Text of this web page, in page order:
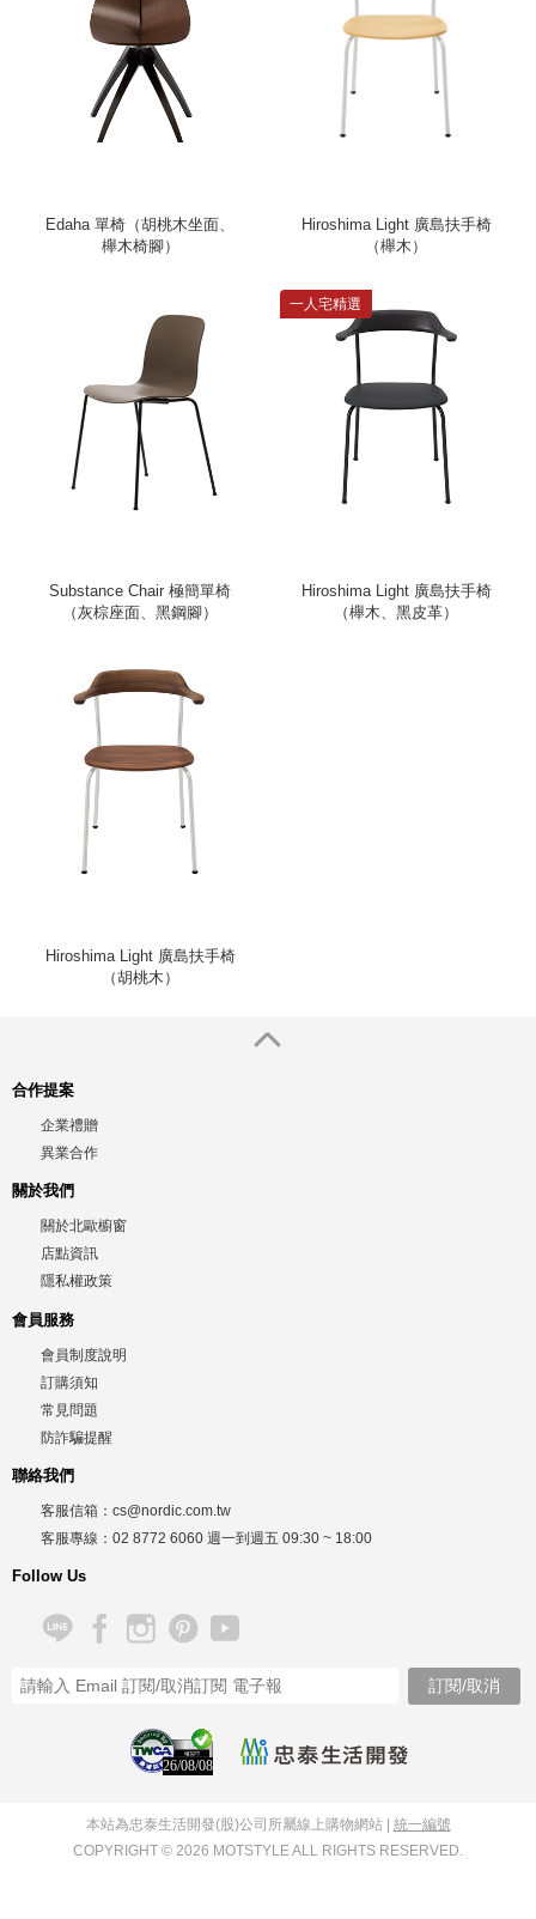
Edaha 單椅（胡桃木坐面、
櫸木椅腳）
Hiroshima Light 廣島扶手椅
（櫸木）
Substance Chair 極簡單椅
（灰棕座面、黑鋼腳）
一人宅精選
Hiroshima Light 廣島扶手椅
（櫸木、黑皮革）
Hiroshima Light 廣島扶手椅
（胡桃木）
合作提案
企業禮贈
異業合作
關於我們
關於北歐櫥窗
店點資訊
隱私權政策
會員服務
會員制度說明
訂購須知
常見問題
防詐騙提醒
聯絡我們
客服信箱： cs@nordic.com.tw
客服專線： 02 8772 6060 週一到週五 09:30 ~ 18:00
Follow Us
26/08/08
本站為忠泰生活開發(股)公司所屬線上購物網站 | 統一編號
COPYRIGHT © 2026 MOTSTYLE ALL RIGHTS RESERVED.